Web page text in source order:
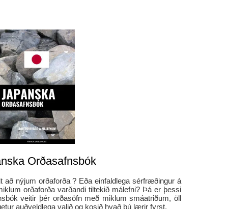
Orðasafnsbók
að nýjum orðaforða ? Eða einfaldlega sérfræðingur á
orðaforða varðandi tiltekið málefni? Þá er þessi
veitir þér orðasöfn með miklum smáatriðum, öll
auðveldlega valið og kosið hvað þú lærir fyrst.